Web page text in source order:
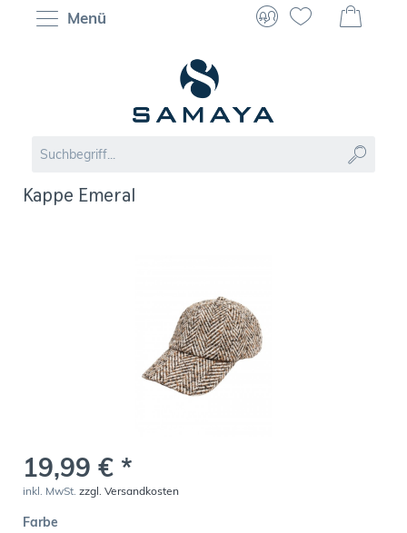
Menü
Kappe Emeral
19,99 € *
inkl. MwSt. zzgl. Versandkosten
Farbe